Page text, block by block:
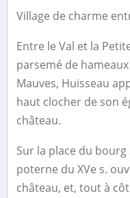
Village de charme
Entre le Val et la
parsemé de
Mauves, Huisseau
haut clocher de son
château.
Sur la place du
poterne du XVe s.
château, et, tout à